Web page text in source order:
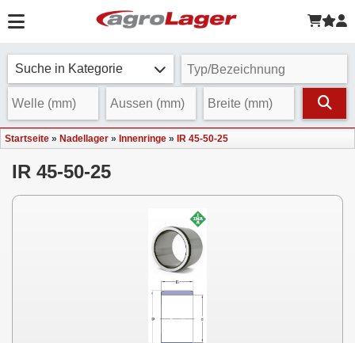
Suche in Kategorie
Startseite » Nadellager » Innenringe » IR 45-50-25
IR 45-50-25